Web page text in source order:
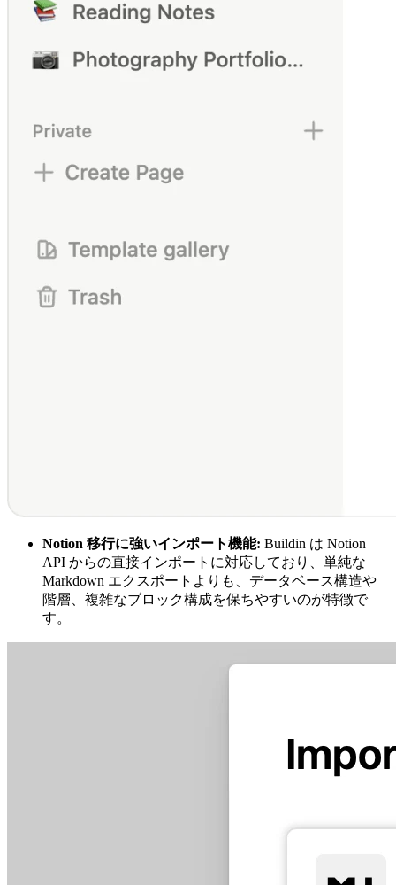
Notion 移行に強いインポート機能: Buildin は Notion
API からの直接インポートに対応しており、単純な
Markdown エクスポートよりも、データベース構造や
階層、複雑なブロック構成を保ちやすいのが特徴で
す。